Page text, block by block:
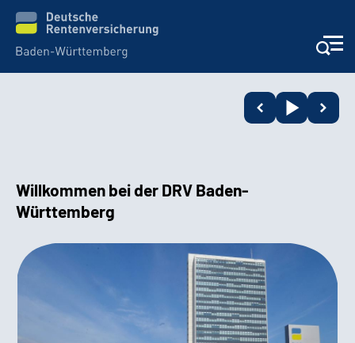
Online-Services
Willkommen bei der DRV Baden-
Württemberg